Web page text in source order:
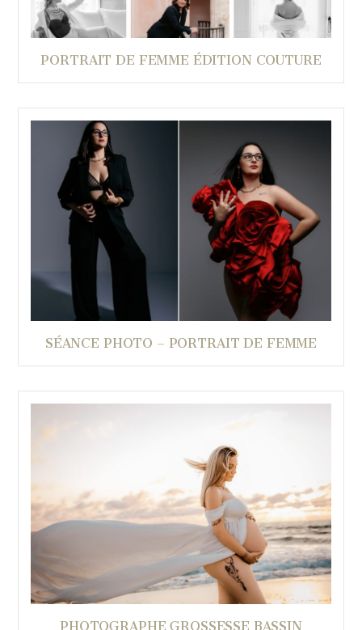
PORTRAIT DE FEMME ÉDITION COUTURE
SÉANCE PHOTO – PORTRAIT DE FEMME
PHOTOGRAPHE GROSSESSE BASSIN